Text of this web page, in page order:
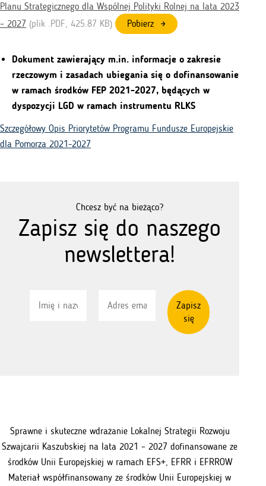
Planu Strategicznego dla Wspólnej Polityki Rolnej na lata 2023
– 2027 (plik .PDF, 425.87 KB) Pobierz
Dokument zawierający m.in. informacje o zakresie
rzeczowym i zasadach ubiegania się o dofinansowanie
w ramach środków FEP 2021-2027, będących w
dyspozycji LGD w ramach instrumentu RLKS
Szczegółowy Opis Priorytetów Programu Fundusze Europejskie
dla Pomorza 2021-2027
Chcesz być na bieżąco?
Zapisz się do naszego
newslettera!
Sprawne i skuteczne wdrażanie Lokalnej Strategii Rozwoju
Szwajcarii Kaszubskiej na lata 2021 – 2027 dofinansowane ze
środków Unii Europejskiej w ramach EFS+, EFRR i EFRROW
Materiał współfinansowany ze środków Unii Europejskiej w